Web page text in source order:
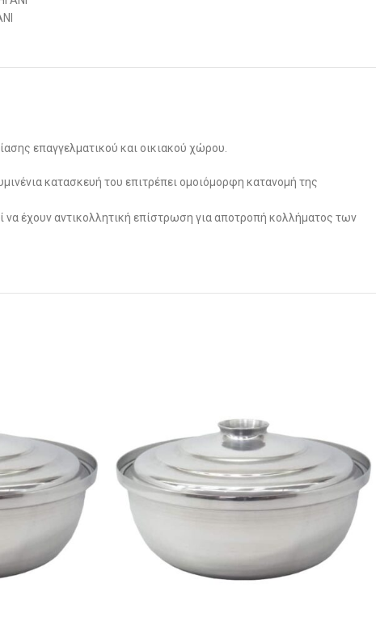
επαγγελματικού και οικιακού χώρου.
κατασκευή του επιτρέπει ομοιόμορφη κατανομή της
να έχουν αντικολλητική επίστρωση για αποτροπή κολλήματος των